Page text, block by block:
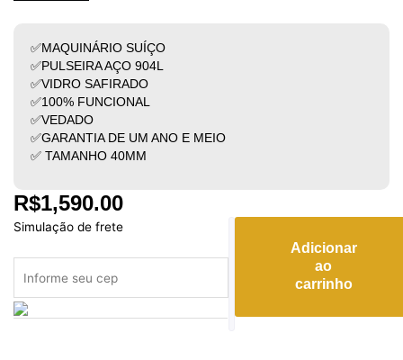
✅MAQUINÁRIO SUÍÇO
✅PULSEIRA AÇO 904L
✅VIDRO SAFIRADO
✅100% FUNCIONAL
✅VEDADO
✅GARANTIA DE UM ANO E MEIO
✅ TAMANHO 40MM
R$1,590.00
Simulação de frete
Adicionar
ao
carrinho